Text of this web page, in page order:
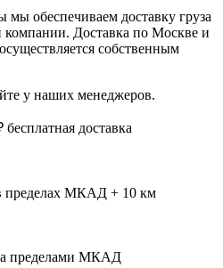
мы обеспечиваем доставку груза
компании. Доставка по Москве и
осуществляется собственным
у наших менеджеров.
доставка
пределах МКАД + 10 км
пределами МКАД